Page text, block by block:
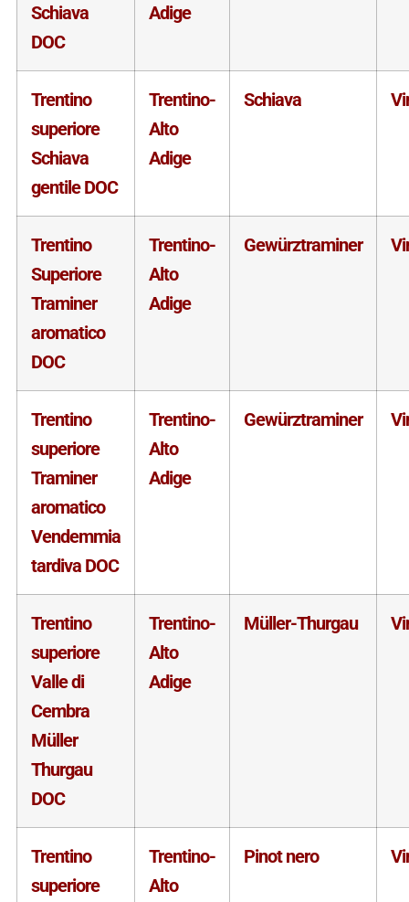
Schiava
DOC
Adige
Trentino
superiore
Schiava
gentile DOC
Trentino-
Alto
Adige
Schiava
Trentino
Superiore
Traminer
aromatico
DOC
Trentino-
Alto
Adige
Gewürztraminer
Trentino
superiore
Traminer
aromatico
Vendemmia
tardiva DOC
Trentino-
Alto
Adige
Gewürztraminer
Trentino
superiore
Valle di
Cembra
Müller
Thurgau
DOC
Trentino-
Alto
Adige
Müller-Thurgau
Trentino
superiore
Trentino-
Alto
Pinot nero